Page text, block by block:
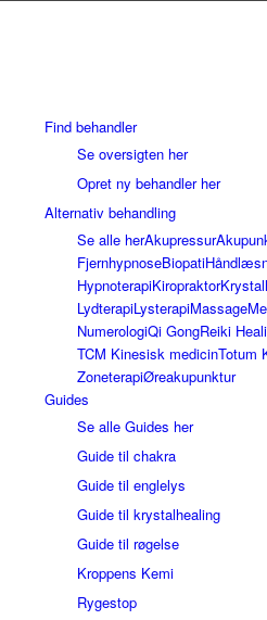
Find behandler
Se oversigten her
Opret ny behandler her
Alternativ behandling
Se alle herAkupressur
FjernhypnoseBiopati
HypnoterapiKiropraktor
LydterapiLysterapiMassage
NumerologiQi GongReiki
TCM Kinesisk medicinTotum
ZoneterapiØreakupunktur
Guides
Se alle Guides her
Guide til chakra
Guide til englelys
Guide til krystalhealing
Guide til røgelse
Kroppens Kemi
Rygestop